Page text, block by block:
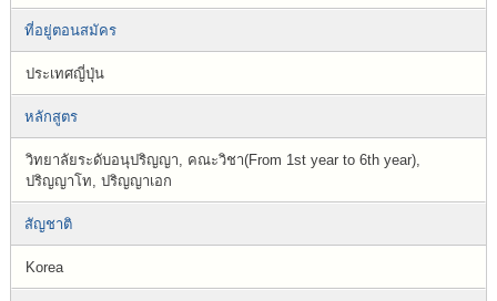
ที่อยู่ตอนสมัคร
ประเทศญี่ปุ่น
หลักสูตร
วิทยาลัยระดับอนุปริญญา, คณะวิชา(From 1st year to 6th year),
ปริญญาโท, ปริญญาเอก
สัญชาติ
Korea